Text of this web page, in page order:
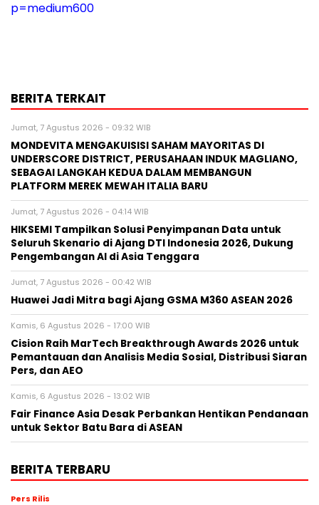
p=medium600
BERITA TERKAIT
Jumat, 7 Agustus 2026 - 09:32 WIB
MONDEVITA MENGAKUISISI SAHAM MAYORITAS DI
UNDERSCORE DISTRICT, PERUSAHAAN INDUK MAGLIANO,
SEBAGAI LANGKAH KEDUA DALAM MEMBANGUN
PLATFORM MEREK MEWAH ITALIA BARU
Jumat, 7 Agustus 2026 - 04:14 WIB
HIKSEMI Tampilkan Solusi Penyimpanan Data untuk
Seluruh Skenario di Ajang DTI Indonesia 2026, Dukung
Pengembangan AI di Asia Tenggara
Jumat, 7 Agustus 2026 - 00:42 WIB
Huawei Jadi Mitra bagi Ajang GSMA M360 ASEAN 2026
Kamis, 6 Agustus 2026 - 17:00 WIB
Cision Raih MarTech Breakthrough Awards 2026 untuk
Pemantauan dan Analisis Media Sosial, Distribusi Siaran
Pers, dan AEO
Kamis, 6 Agustus 2026 - 13:02 WIB
Fair Finance Asia Desak Perbankan Hentikan Pendanaan
untuk Sektor Batu Bara di ASEAN
BERITA TERBARU
Pers Rilis